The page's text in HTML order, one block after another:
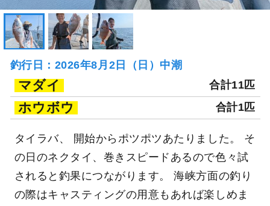
釣行日：2026年8月2日（日）中潮
マダイ 合計11匹
ホウボウ 合計1匹
タイラバ、 開始からポツポツあたりました。 そ
の日のネクタイ、巻きスピードあるので色々試
されると釣果につながります。 海峡方面の釣り
の際はキャスティングの用意もあれば楽しめま